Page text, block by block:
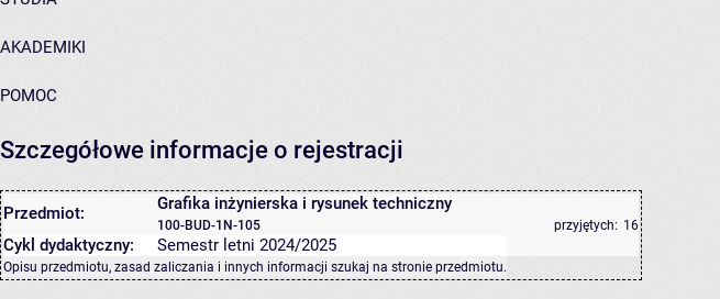
AKADEMIKI
POMOC
Szczegółowe informacje o rejestracji
Przedmiot: Grafika inżynierska i rysunek techniczny
100-BUD-1N-105 przyjętych: 16
Cykl dydaktyczny: Semestr letni 2024/2025
Opisu przedmiotu, zasad zaliczania i innych informacji szukaj na stronie przedmiotu.